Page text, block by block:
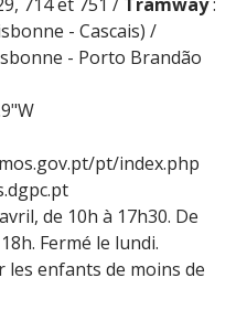
- Cascais) /
- Porto Brandão
pt/index.php
de 10h à 17h30. De
Fermé le lundi.
enfants de moins de